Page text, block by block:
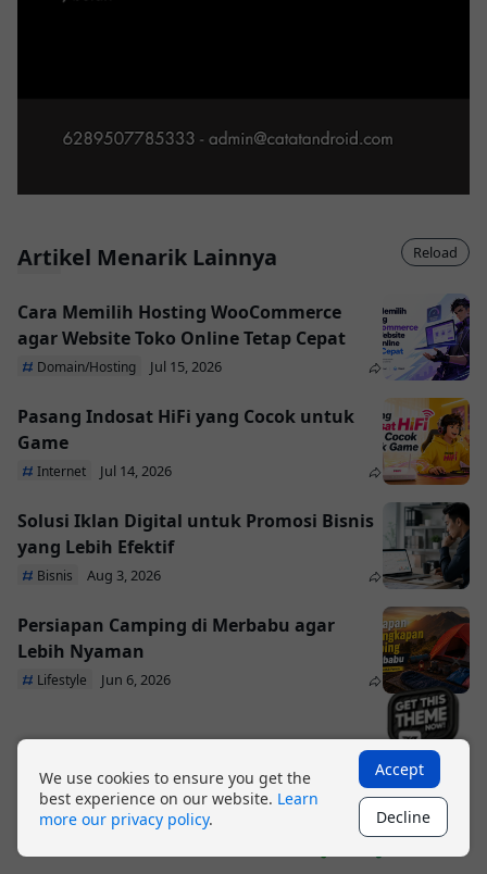
Artikel Menarik Lainnya
Cara Memilih Hosting WooCommerce
agar Website Toko Online Tetap Cepat
Domain/Hosting Jul 15, 2026
Pasang Indosat HiFi yang Cocok untuk
Game
Internet Jul 14, 2026
Solusi Iklan Digital untuk Promosi Bisnis
yang Lebih Efektif
Bisnis Aug 3, 2026
Persiapan Camping di Merbabu agar
Lebih Nyaman
Lifestyle Jun 6, 2026
Reload
×
We use cookies to ensure you get the
best experience on our website. Learn
more our privacy policy.
Accept
Decline